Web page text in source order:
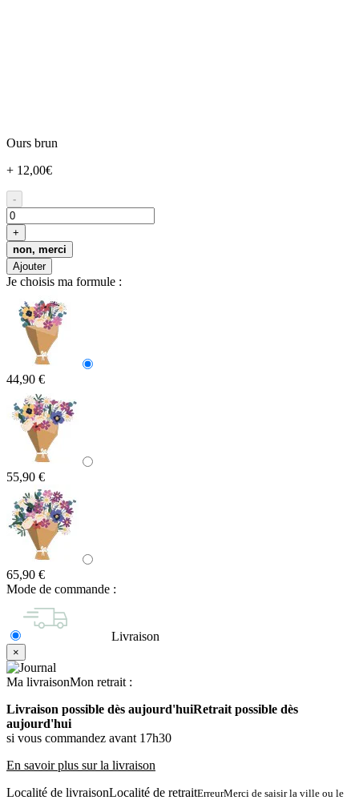
Ours brun
+ 12,00€
-
+
non, merci
Ajouter
Je choisis ma formule :
44,90 €
55,90 €
65,90 €
Mode de commande :
Livraison
×
Ma livraisonMon retrait :
Livraison possible dès aujourd'huiRetrait possible dès
aujourd'hui
si vous commandez avant 17h30
En savoir plus sur la livraison
Localité de livraisonLocalité de retraitErreurMerci de saisir la ville ou le